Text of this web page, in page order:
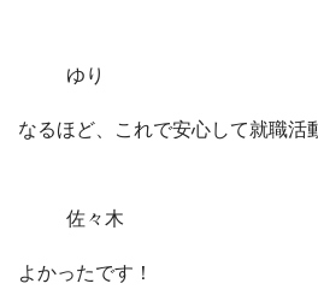
ゆり
なるほど、これで安心して就職活
佐々木
よかったです！